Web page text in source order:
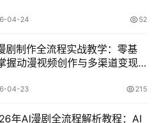
04-24 52
剧制作全流程实战教学：零基
握动漫视频创作与多渠道变现
04-23 215
年AI漫剧全流程解析教程：AI